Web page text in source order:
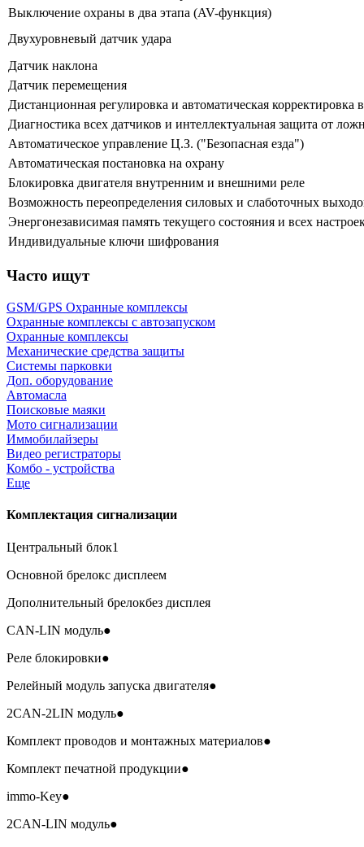
Выключение охраны в два этапа (AV-функция)
Двухуровневый датчик удара
Датчик наклона
Датчик перемещения
Дистанционная регулировка и автоматическая корректировка
Диагностика всех датчиков и интеллектуальная защита от
Автоматическое управление Ц.З. ("Безопасная езда")
Автоматическая постановка на охрану
Блокировка двигателя внутренним и внешними реле
Возможность переопределения силовых и слаботочных
Энергонезависимая память текущего состояния и всех
Индивидуальные ключи шифрования
Часто ищут
GSM/GPS Охранные комплексы
Охранные комплексы с автозапуском
Охранные комплексы
Механические средства защиты
Системы парковки
Доп. оборудование
Автомасла
Поисковые маяки
Мото сигнализации
Иммобилайзеры
Видео регистраторы
Комбо - устройства
Еще
Комплектация сигнализации
Центральный блок1
Основной брелокс дисплеем
Дополнительный брелокбез дисплея
CAN-LIN модуль●
Реле блокировки●
Релейный модуль запуска двигателя●
2CAN-2LIN модуль●
Комплект проводов и монтажных материалов●
Комплект печатной продукции●
immo-Key●
2CAN-LIN модуль●